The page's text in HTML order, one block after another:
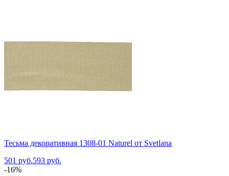
Тесьма декоративная 1308-01 Naturel от Svetlana
501 руб.593 руб.
-16%